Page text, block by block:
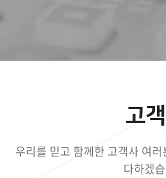
고
우리를 믿고 함께한 고객사 여
다하겠